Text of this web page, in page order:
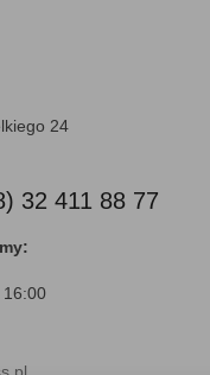
24
32 411 88 77
16:00